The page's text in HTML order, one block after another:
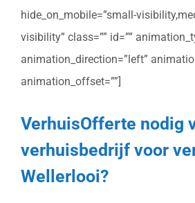
hide_on_mobile=”small-
visibility” class=”” id=””
animation_direction=”left”
animation_offset=””]
VerhuisOfferte nodig
verhuisbedrijf voor
Wellerlooi?